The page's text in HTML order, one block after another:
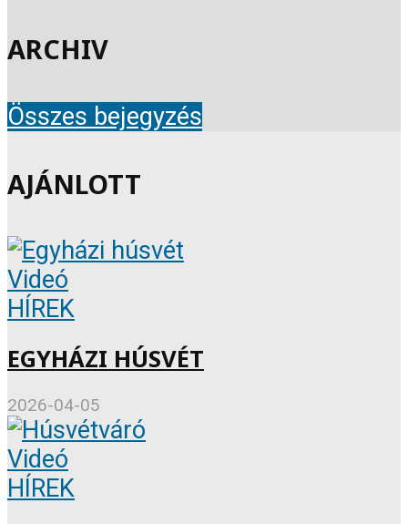
ARCHIV
Összes bejegyzés
AJÁNLOTT
Videó
HÍREK
EGYHÁZI HÚSVÉT
2026-04-05
Videó
HÍREK